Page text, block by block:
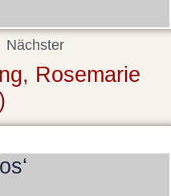
Nächster
Rosemarie